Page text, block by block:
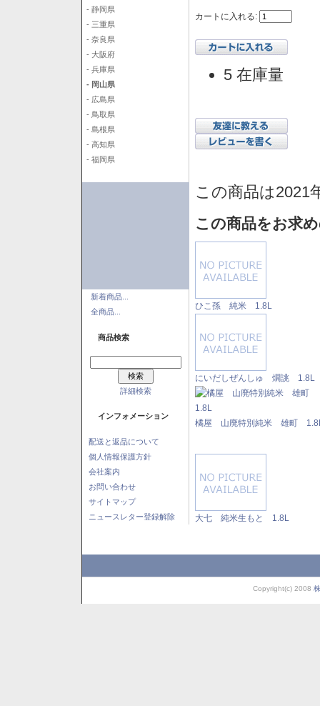
- 静岡県
- 三重県
- 奈良県
- 大阪府
- 兵庫県
- 岡山県
- 広島県
- 鳥取県
- 島根県
- 高知県
- 福岡県
新着商品...
全商品...
商品検索
詳細検索
インフォメーション
配送と返品について
個人情報保護方針
会社案内
お問い合わせ
サイトマップ
ニュースレター登録解除
カートに入れる:
5 在庫量
この商品は2021
この商品をお求
ひこ孫 純米 1.8L
にいだしぜんしゅ 燗誂 1.8L
橘屋 山廃特別純米 雄町
大七 純米生もと 1.8L
Copyright(c) 2008